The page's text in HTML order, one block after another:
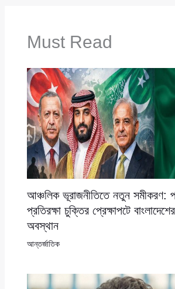
Must Read
আঞ্চলিক ভূরাজনীতিতে নতুন সমীকরণ:
প্রতিরক্ষা চুক্তির প্রেক্ষাপটে
অবস্থান
আন্তর্জাতিক